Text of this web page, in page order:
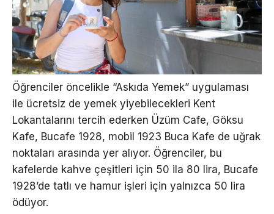
Öğrenciler öncelikle “Askıda Yemek” uygulaması
ile ücretsiz de yemek yiyebilecekleri Kent
Lokantalarını tercih ederken Üzüm Cafe, Göksu
Kafe, Bucafe 1928, mobil 1923 Buca Kafe de uğrak
noktaları arasında yer alıyor. Öğrenciler, bu
kafelerde kahve çeşitleri için 50 ila 80 lira, Bucafe
1928’de tatlı ve hamur işleri için yalnızca 50 lira
ödüyor.